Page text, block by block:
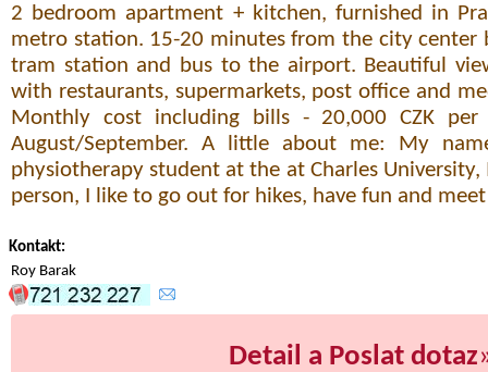
2 bedroom apartment + kitchen, furnished in
metro station. 15-20 minutes from the city center
tram station and bus to the airport. Beautiful
with restaurants, supermarkets, post office and
Monthly cost including bills - 20,000 CZK per
August/September. A little about me: My
physiotherapy student at the at Charles
person, I like to go out for hikes, have fun and
Kontakt:
Roy Barak
Detail a Poslat dotaz